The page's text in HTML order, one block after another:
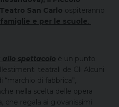
San Carlo ospiteranno
e per le scuole
spettacolo è un punto
teatrali de Gli Alcuni
di fabbrica”,
nella scelta delle opera
che regala ai giovanissimi